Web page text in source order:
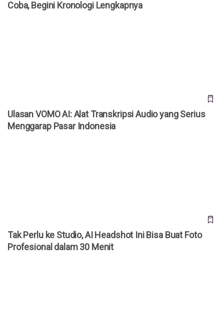
Coba, Begini Kronologi Lengkapnya
Ulasan VOMO AI: Alat Transkripsi Audio yang Serius
Menggarap Pasar Indonesia
Tak Perlu ke Studio, AI Headshot Ini Bisa Buat Foto
Profesional dalam 30 Menit